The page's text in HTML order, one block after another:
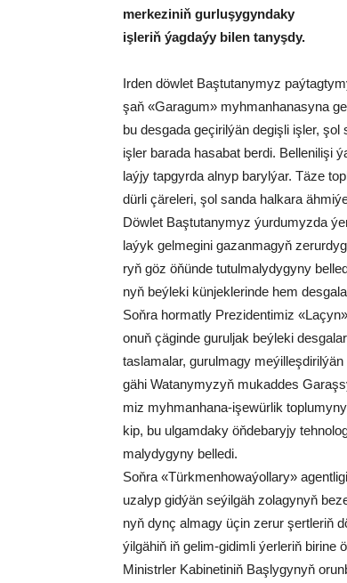
merkeziniň gurluşygyndaky
işleriň ýagdaýy bilen tanyşdy.
Ir­den döw­let Baş­tu­ta­ny­myz
şaň «Ga­ra­gum» myh­man­ha­na­sy­na
bu des­ga­da ge­çi­ril­ýän de­giş­li iş­ler,
iş­ler ba­ra­da ha­sa­bat ber­di. Bel­le­ni­li­şi
laý­jy tap­gyr­da al­nyp ba­ryl­ýar. Tä­ze
dür­li çä­re­le­ri, şol san­da hal­ka­ra
Döw­let Baş­tu­ta­ny­myz ýur­du­myz­da
la­ýyk gel­me­gi­ni ga­zan­ma­gyň
ryň göz öňün­de tu­tul­ma­ly­dy­gy­ny
nyň beý­le­ki kün­jek­le­rin­de hem
Soň­ra hor­mat­ly Pre­zi­den­ti­miz
onuň çä­gin­de gu­rul­jak beý­le­ki
tas­la­ma­lar, gu­rul­ma­gy
gä­hi Wa­ta­ny­my­zyň mu­kad­des
miz myh­man­ha­na-işe­wür­lik
kip, bu ul­gam­da­ky öň­de­ba­ry­jy
ma­ly­dy­gy­ny bel­le­di.
Soň­ra «Türk­men­ho­wa­ýol­la­ry»
uza­lyp gid­ýän se­ýil­gäh zo­la­gy­nyň
nyň dynç al­ma­gy üçin ze­rur şert­le­riň
ýil­gä­hiň iň ge­lim-gi­dim­li ýer­le­riň bi­ri­ne
Mi­nistr­ler Ka­bi­ne­ti­niň Baş­ly­gy­nyň